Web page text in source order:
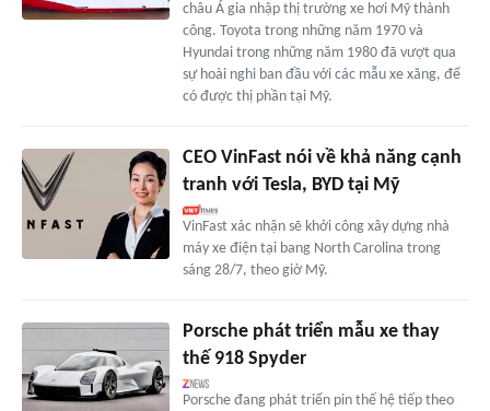
châu Á gia nhập thị trường xe hơi Mỹ thành
công. Toyota trong những năm 1970 và
Hyundai trong những năm 1980 đã vượt qua
sự hoài nghi ban đầu với các mẫu xe xăng, để
có được thị phần tại Mỹ.
CEO VinFast nói về khả năng cạnh
tranh với Tesla, BYD tại Mỹ
VinFast xác nhận sẽ khởi công xây dựng nhà
máy xe điện tại bang North Carolina trong
sáng 28/7, theo giờ Mỹ.
Porsche phát triển mẫu xe thay
thế 918 Spyder
Porsche đang phát triển pin thế hệ tiếp theo